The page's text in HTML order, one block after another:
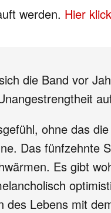
werden. Hier
die Band vor
ohne das
Das fünfzehnte
Es gibt
Lebens mit